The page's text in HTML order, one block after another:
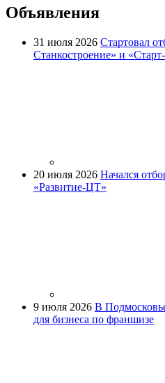
Объявления
31 июля 2026 Стартовал
Станкостроение» и
20 июля 2026 Начался
«Развитие-ЦТ»
9 июля 2026 В
для бизнеса по франшизе